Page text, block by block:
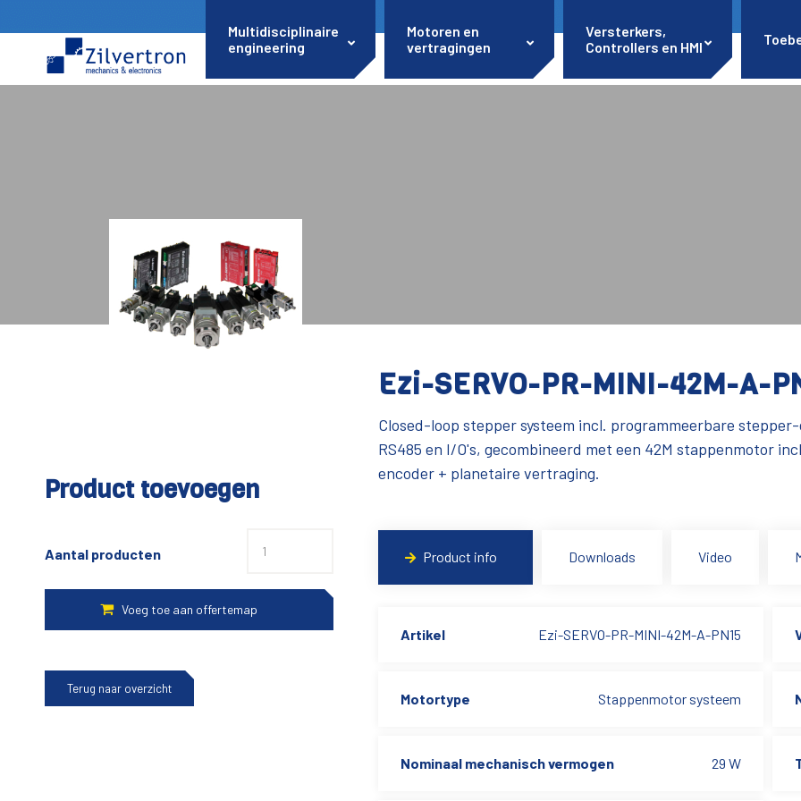
Multidisciplinaire
engineering
Motoren en
vertragingen
Versterkers,
Controllers en HMI
Product toevoegen
Aantal producten
Terug naar overzicht
Ezi-SERVO-PR-MINI-42M-A-
Closed-loop stepper systeem incl. programmeerbare
RS485 en I/O's, gecombineerd met een 42M stappenmotor
encoder + planetaire vertraging.
Product info Downloads Video
Artikel Ezi-SERVO-PR-MINI-42M-A-PN15
Motortype Stappenmotor systeem
Nominaal mechanisch vermogen 29 W